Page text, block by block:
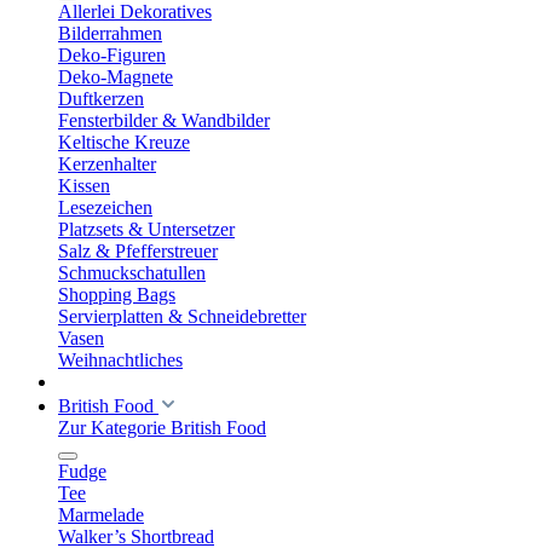
Allerlei Dekoratives
Bilderrahmen
Deko-Figuren
Deko-Magnete
Duftkerzen
Fensterbilder & Wandbilder
Keltische Kreuze
Kerzenhalter
Kissen
Lesezeichen
Platzsets & Untersetzer
Salz & Pfefferstreuer
Schmuckschatullen
Shopping Bags
Servierplatten & Schneidebretter
Vasen
Weihnachtliches
British Food
Zur Kategorie British Food
Fudge
Tee
Marmelade
Walker’s Shortbread